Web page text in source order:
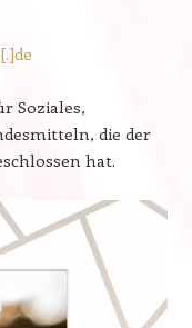
Soziales,
die der
hat.